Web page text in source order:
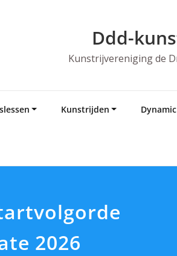
Ddd-
Kunstrijvereniging de
Kunstrijden
2026